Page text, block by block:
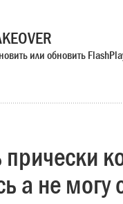
или обновить
а не